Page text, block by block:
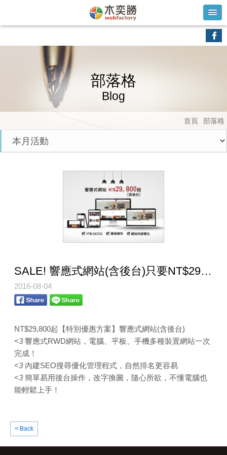
部落格
Blog
首頁 部落格
SALE! 響應式網站(含後台)只要NT$29,800
2016-08-04
NT$29,800起【特別優惠方案】響應式網站(含後台)
<3響應式RWD網站，電腦、平板、手機多種裝置網站一次
完成！
<3內建SEO搜尋優化管理程式，自然排名更容易
<3簡單易用後台操作，改字換圖，隨心所欲，不懂電腦也
能輕鬆上手！
< Back